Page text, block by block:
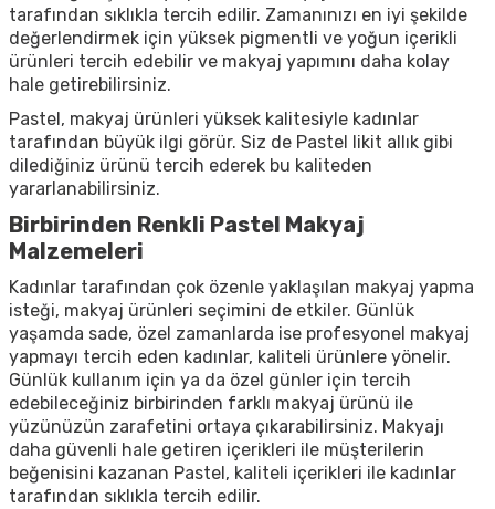
tarafından sıklıkla tercih edilir. Zamanınızı en iyi şekilde
değerlendirmek için yüksek pigmentli ve yoğun içerikli
ürünleri tercih edebilir ve makyaj yapımını daha kolay
hale getirebilirsiniz.
Pastel, makyaj ürünleri yüksek kalitesiyle kadınlar
tarafından büyük ilgi görür. Siz de Pastel likit allık gibi
dilediğiniz ürünü tercih ederek bu kaliteden
yararlanabilirsiniz.
Birbirinden Renkli Pastel Makyaj
Malzemeleri
Kadınlar tarafından çok özenle yaklaşılan makyaj yapma
isteği, makyaj ürünleri seçimini de etkiler. Günlük
yaşamda sade, özel zamanlarda ise profesyonel makyaj
yapmayı tercih eden kadınlar, kaliteli ürünlere yönelir.
Günlük kullanım için ya da özel günler için tercih
edebileceğiniz birbirinden farklı makyaj ürünü ile
yüzünüzün zarafetini ortaya çıkarabilirsiniz. Makyajı
daha güvenli hale getiren içerikleri ile müşterilerin
beğenisini kazanan Pastel, kaliteli içerikleri ile kadınlar
tarafından sıklıkla tercih edilir.